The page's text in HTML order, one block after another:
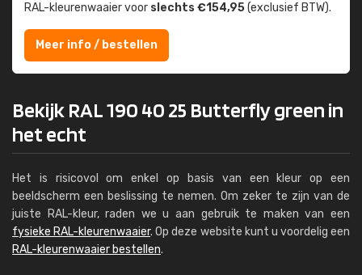
RAL-kleuren­waaier voor slechts €154,95(exclusief BTW).
Meer info / bestellen
Bekijk RAL 190 40 25 Butterfly green in
het echt
Het is risicovol om enkel op basis van een kleur op een
beeldscherm een beslissing te nemen. Om zeker te zijn van de
juiste RAL-kleur, raden we u aan gebruik te maken van een
fysieke RAL-kleurenwaaier. Op deze website kunt u voordelig een
RAL-kleurenwaaier bestellen.